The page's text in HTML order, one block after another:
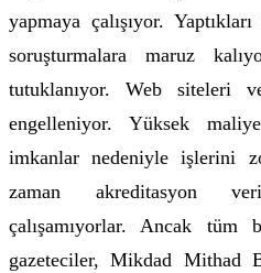
yapmaya çalışıyor.
soruşturmalara maruz
tutuklanıyor. Web siteleri
engelleniyor. Yüksek
imkanlar nedeniyle işlerini
zaman akreditasyon
çalışamıyorlar. Ancak tüm
gazeteciler, Mikdad Mithad